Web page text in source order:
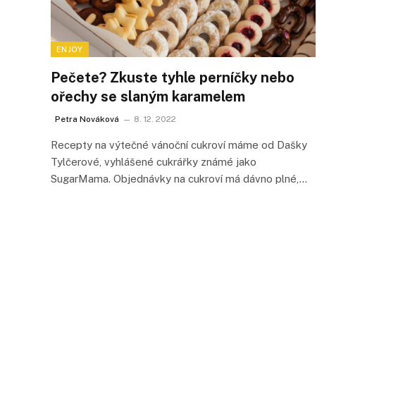
ENJOY
Pečete? Zkuste tyhle perníčky nebo
ořechy se slaným karamelem
Petra Nováková 8. 12. 2022
Recepty na výtečné vánoční cukroví máme od Dašky
Tylčerové, vyhlášené cukrářky známé jako
SugarMama. Objednávky na cukroví má dávno plné,…